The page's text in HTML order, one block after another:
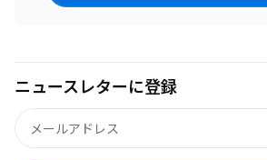
ニュースレターに登録